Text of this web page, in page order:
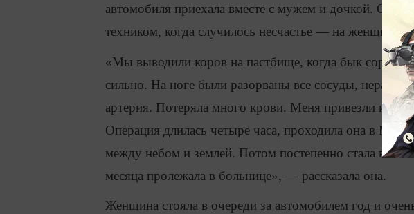
автомобиля приехала вместе с мужем и дочкой. Она
техником, когда случилось несчастье — на женщину
«Мы выводили коров на пастбище, когда бык
сильно. На ноге были разорваны все сосуды,
артерия. Потеряла много крови. Меня привезли из
Операция длилась четыре часа, проходила она в
между небом и землей. Потом постепенно стала
месяца пролежала в больнице», — рассказала она.
Женщина стояла в очереди за автомобилем год и